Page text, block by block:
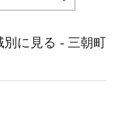
に見る - 三朝町